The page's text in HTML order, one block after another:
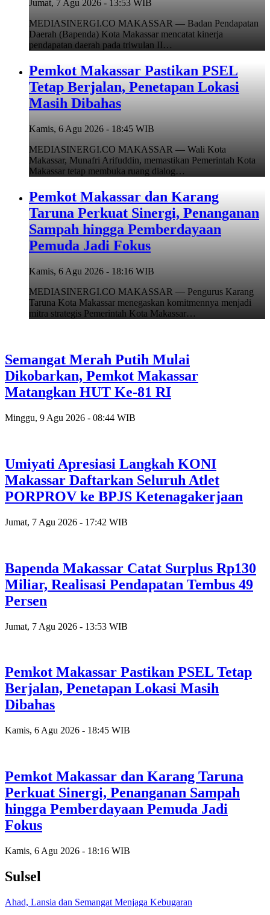
Jumat, 7 Agu 2026 - 13:53 WIB
MEDIASINERGI.CO MAKASSAR — Badan Pendapatan
Daerah (Bapenda) Kota Makassar mencatat kinerja
pendapatan daerah pada triwulan II…
Pemkot Makassar Pastikan PSEL
Tetap Berjalan, Penetapan Lokasi
Masih Dibahas
Kamis, 6 Agu 2026 - 18:45 WIB
MEDIASINERGI.CO MAKASSAR — Wali Kota
Makassar, Munafri Arifuddin, memastikan Pemerintah Kota
Makassar tetap membuka ruang dialog…
Pemkot Makassar dan Karang
Taruna Perkuat Sinergi, Penanganan
Sampah hingga Pemberdayaan
Pemuda Jadi Fokus
Kamis, 6 Agu 2026 - 18:16 WIB
MEDIASINERGI.CO MAKASSAR — Pengurus Karang
Taruna Kota Makassar menegaskan komitmennya menjadi
mitra strategis Pemerintah Kota Makassar…
Semangat Merah Putih Mulai
Dikobarkan, Pemkot Makassar
Matangkan HUT Ke-81 RI
Minggu, 9 Agu 2026 - 08:44 WIB
Umiyati Apresiasi Langkah KONI
Makassar Daftarkan Seluruh Atlet
PORPROV ke BPJS Ketenagakerjaan
Jumat, 7 Agu 2026 - 17:42 WIB
Bapenda Makassar Catat Surplus Rp130
Miliar, Realisasi Pendapatan Tembus 49
Persen
Jumat, 7 Agu 2026 - 13:53 WIB
Pemkot Makassar Pastikan PSEL Tetap
Berjalan, Penetapan Lokasi Masih
Dibahas
Kamis, 6 Agu 2026 - 18:45 WIB
Pemkot Makassar dan Karang Taruna
Perkuat Sinergi, Penanganan Sampah
hingga Pemberdayaan Pemuda Jadi
Fokus
Kamis, 6 Agu 2026 - 18:16 WIB
Sulsel
Ahad, Lansia dan Semangat Menjaga Kebugaran